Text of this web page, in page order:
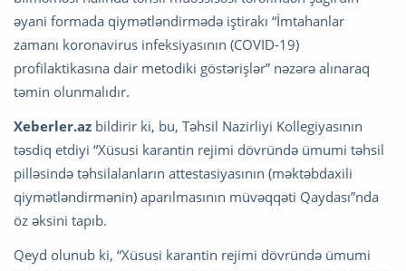
əyani formada qiymətləndirmədə iştirakı “İmtahanlar
zamanı koronavirus infeksiyasının (COVID-19)
profilaktikasına dair metodiki göstərişlər” nəzərə alınaraq
təmin olunmalıdır.
Xeberler.az bildirir ki, bu, Təhsil Nazirliyi Kollegiyasının
təsdiq etdiyi “Xüsusi karantin rejimi dövründə ümumi təhsil
pilləsində təhsilalanların attestasiyasının (məktəbdaxili
qiymətləndirmənin) aparılmasının müvəqqəti Qaydası”nda
öz əksini tapıb.
Qeyd olunub ki, “Xüsusi karantin rejimi dövründə ümumi